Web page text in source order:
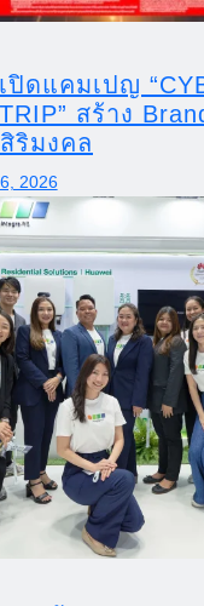
ปิดแคมเปญ
สร้าง
ริมงคล
2026